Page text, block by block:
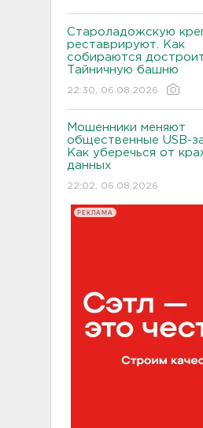
Староладожскую
реставрируют. Как
собираются
Тайничную башню
22:30, 06.08.2026
Мошенники меняют
общественные USB-
Как уберечься от
данных
22:02, 06.08.2026
РЕКЛАМА